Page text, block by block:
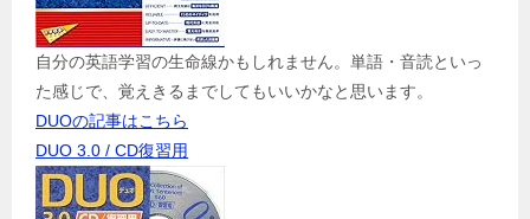
自分の英語学習の生命線かもしれません。単語・音読といっ
た感じで、覚えきるまでしてもいいかなと思います。
DUOの記事はこちら
DUO 3.0 / CD復習用